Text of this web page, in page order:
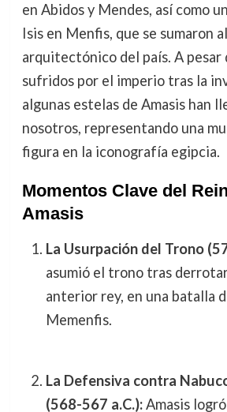
en Abidos y Mendes, así como
Isis en Menfis, que se sumaron
arquitectónico del país. A pesar
sufridos por el imperio tras la
algunas estelas de Amasis han
nosotros, representando una
figura en la iconografía egipcia.
Momentos Clave del
Amasis
La Usurpación del Trono
asumió el trono tras
anterior rey, en una batalla
Memenfis.
La Defensiva contra
(568-567 a.C.):Amasis